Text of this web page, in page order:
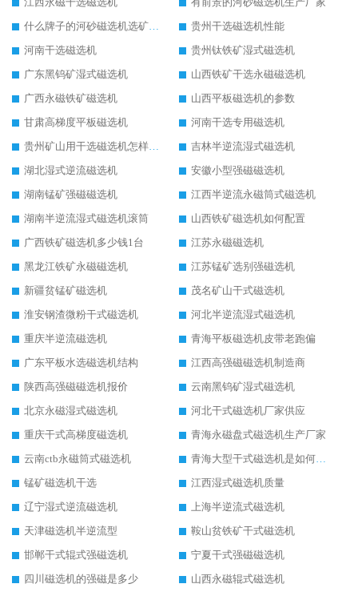
什么牌子的河砂磁选机选矿效果好
贵州干选磁选机性能
河南干选磁选机
贵州钛铁矿湿式磁选机
广东黑钨矿湿式磁选机
山西铁矿干选永磁磁选机
广西永磁铁矿磁选机
山西平板磁选机的参数
甘肃高梯度平板磁选机
河南干选专用磁选机
贵州矿山用干选磁选机怎样调磁
吉林半逆流湿式磁选机
湖北湿式逆流磁选机
安徽小型强磁磁选机
湖南锰矿强磁磁选机
江西半逆流永磁筒式磁选机
湖南半逆流湿式磁选机滚筒
山西铁矿磁选机如何配置
广西铁矿磁选机多少钱1台
江苏永磁磁选机
黑龙江铁矿永磁磁选机
江苏锰矿选别强磁选机
新疆贫锰矿磁选机
茂名矿山干式磁选机
淮安钢渣微粉干式磁选机
河北半逆流湿式磁选机
重庆半逆流磁选机
青海平板磁选机皮带老跑偏
广东平板水选磁选机结构
江西高强磁磁选机制造商
陕西高强磁磁选机报价
云南黑钨矿湿式磁选机
北京永磁湿式磁选机
河北干式磁选机厂家供应
重庆干式高梯度磁选机
青海永磁盘式磁选机生产厂家
云南ctb永磁筒式磁选机
青海大型干式磁选机是如何选矿的
锰矿磁选机干选
江西湿式磁选机质量
辽宁湿式逆流磁选机
上海半逆流式磁选机
天津磁选机半逆流型
鞍山贫铁矿干式磁选机
邯郸干式辊式强磁选机
宁夏干式强磁磁选机
四川磁选机的强磁是多少
山西永磁辊式磁选机